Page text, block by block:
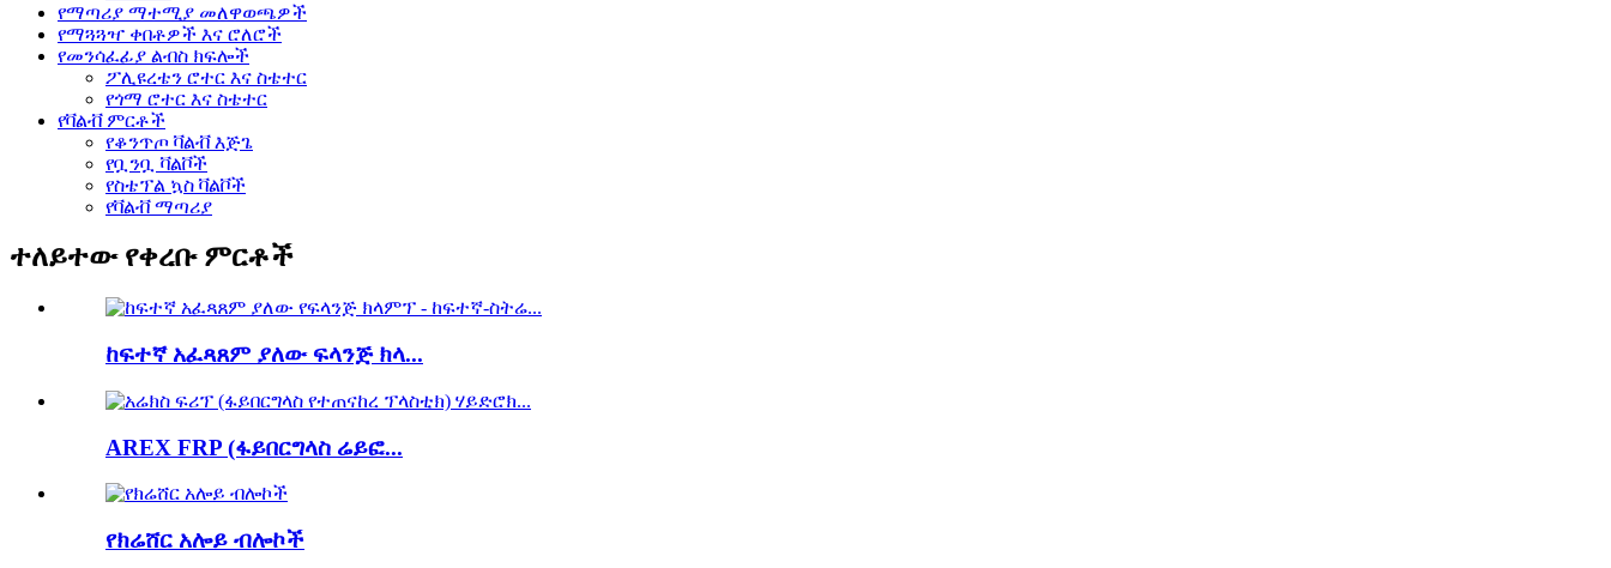
የማጣሪያ ማተሚያ መለዋወጫዎች
የማጓጓዣ ቀበቶዎች እና ሮለሮች
የመንሳፈፊያ ልብስ ክፍሎች
ፖሊዩረቴን ሮተር እና ስቴተር
የጎማ ሮተር እና ስቴተር
የቫልቭ ምርቶች
የቆንጥጦ ቫልቭ እጅጌ
የቧንቧ ቫልቮች
የስቴፕል ኳስ ቫልቮች
የቫልቭ ማጣሪያ
ተለይተው የቀረቡ ምርቶች
ከፍተኛ አፈጻጸም ያለው ፍላንጅ ክላ...
AREX FRP (ፋይበርግላስ ሬይፎ...
የክሬሸር አሎይ ብሎኮች